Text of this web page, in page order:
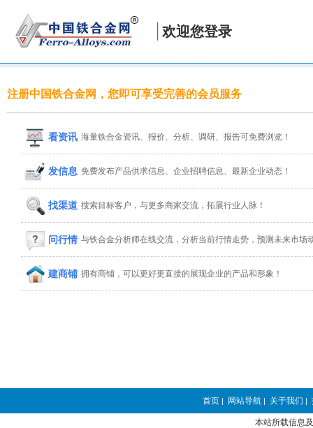
欢迎您登录
注册中国铁合金网，您即可享受完善的会员服务
看资讯 海量铁合金资讯、报价、分析、调研、报告可免费浏览！
发信息 免费发布产品供求信息、企业招聘信息、最新企业动态！
找渠道 搜索目标客户，与更多商家交流，拓展行业人脉！
问行情 与铁合金分析师在线交流，分析当前行情走势，预测未来市场
建商铺 拥有商铺，可以更好更直接的展现企业的产品和形象！
首页 | 网站导航 | 关于我们 |
本站所载信息